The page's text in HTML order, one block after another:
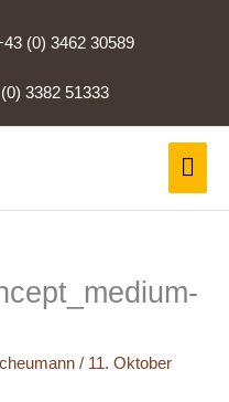
(0) 3462 30589
3382 51333
cheumann / 11. Oktober